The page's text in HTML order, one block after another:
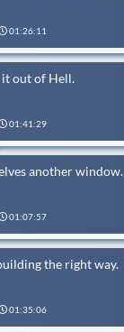
01:26:11
it out of Hell.
01:41:29
another window.
01:07:57
the right way.
01:35:06